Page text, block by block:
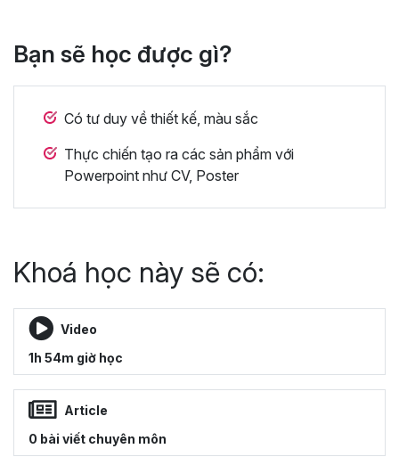
Bạn sẽ học được gì?
Có tư duy về thiết kế, màu sắc
Thực chiến tạo ra các sản phẩm với
Powerpoint như CV, Poster
Khoá học này sẽ có:
Video
1h 54m giờ học
Article
0 bài viết chuyên môn